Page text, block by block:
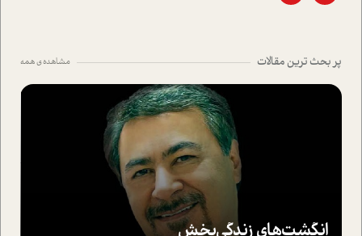
پر بحث ترین مقالات مشاهده ی همه